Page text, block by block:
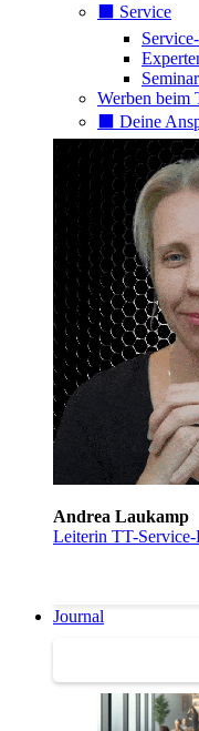
⬛️ Service
Werben beim
⬛️ Deine
Andrea Laukamp
Leiterin TT-
Journal